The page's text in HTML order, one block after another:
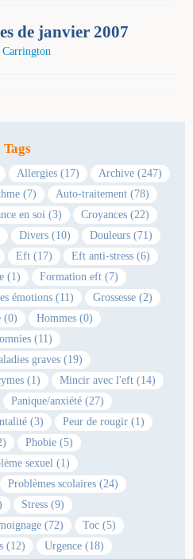
de janvier 2007
Tags
Allergies (17)
Archive (247)
(7)
Auto-traitement (78)
en soi (3)
Croyances (22)
Divers (10)
Douleurs (71)
Eft (17)
Eft anti-stress (6)
(1)
Formation eft (7)
émotions (11)
Grossesse (2)
(0)
Hommes (0)
(11)
graves (19)
(1)
Mincir avec l'eft (14)
Panique/anxiété (27)
(3)
Peur de rougir (1)
Phobie (5)
sexuel (1)
Problèmes scolaires (24)
Stress (9)
(72)
Toc (5)
(12)
Urgence (18)